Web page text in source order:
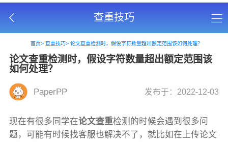
查重技巧
首页> 查重技巧> 论文查重检测时，假设字符数量超出额定范围该如何处理？
论文查重检测时，假设字符数量超出额定范围该
如何处理？
PaperPP 发布于：2022-12-03
现在有很多同学在论文查重检测的时候会遇到很多问
题，可能有时候找客服也解决不了，就比如在上传论文